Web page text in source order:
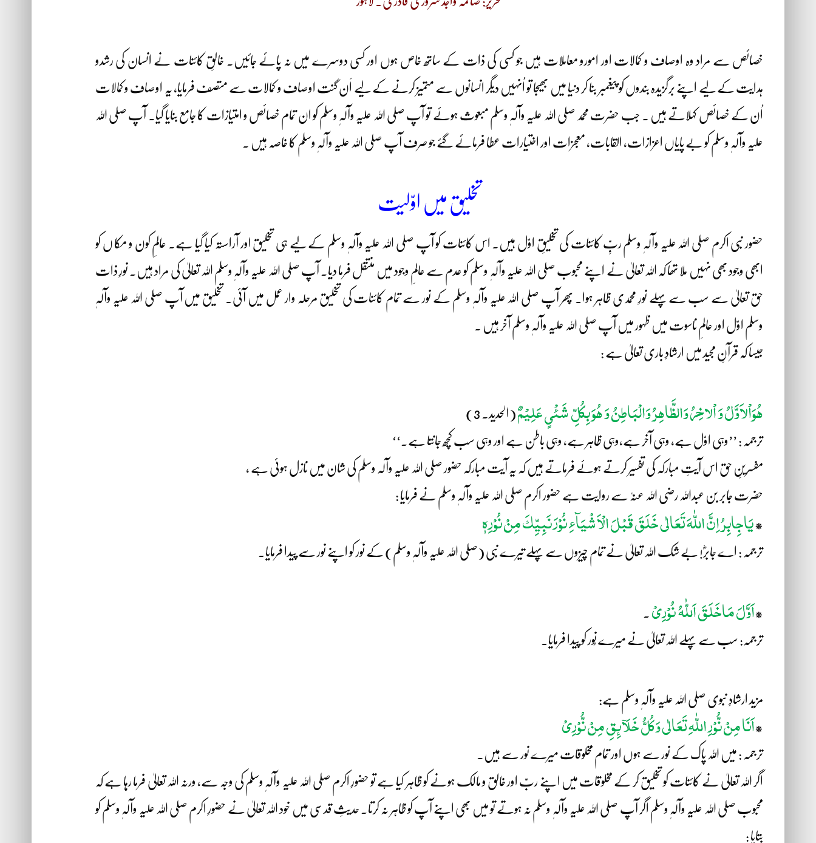
خصائص سے مراد وہ اوصاف و کمالات اور امورو معاملات ہیں جو کسی کی ذات کے ساتھ خاص ہوں اور کسی دوسرے میں نہ پائے جائیں۔ خالقِ کائنات نے انسان کی رشدو
ہدایت کے لیے اپنے برگزیدہ بندوں کو پیغمبر بنا کر دنیا میں بھیجا تو اُنہیں دیگر انسانوں سے متمیز کرنے کے لیے اَن گنت اوصاف و کمالات سے متصف فرمایا، یہ اوصاف و کمالات
اُن کے خصائص کہلاتے ہیں ۔ جب حضرت محمد صلی اللہ علیہ وآلہٖ وسلم مبعوث ہوئے تو آپ صلی اللہ علیہ وآلہٖ وسلم کو ان تمام خصائص و امتیازات کا جامع بنایا گیا۔ آپ صلی اللہ
علیہ وآلہٖ وسلم کو بے پایاں اعزازات، القابات، معجزات اور اختیارات عطا فرمائے گئے جو صرف آپ صلی اللہ علیہ وآلہٖ وسلم کا خاصہ ہیں ۔
تخلیق میں اوّلیت
حضور نبی اکرم صلی اللہ علیہ وآلہٖ وسلم ربِّ کائنات کی تخلیقِ اوّل ہیں۔ اس کائنات کو آپ صلی اللہ علیہ وآلہٖ وسلم کے لیے ہی تخلیق اور آراستہ کیا گیا ہے۔ عالمِ کون و مکا ں کو
ابھی وجود بھی نہیں ملا تھا کہ اللہ تعالیٰ نے اپنے محبوب صلی اللہ علیہ وآلہٖ وسلم کو عدم سے عالمِ وجود میں منتقل فرما دیا۔ آپ صلی اللہ علیہ وآلہٖ وسلم اللہ تعالیٰ کی مراد ہیں۔ نورِ ذات
حق تعالیٰ سے سب سے پہلے نورِ محمدی ظاہر ہوا۔ پھر آپ صلی اللہ علیہ وآلہٖ وسلم کے نور سے تمام کائنات کی تخلیق مرحلہ وار عمل میں آئی۔ تخلیق میں آپ صلی اللہ علیہ وآلہٖ
وسلم اوّل اور عالمِ ناسوت میں ظہور میں آپ صلی اللہ علیہ وآلہٖ وسلم آخر ہیں ۔
جیسا کہ قرآنِ مجید میں ارشادِ باری تعالیٰ ہے :
ھُوَاْلاَوَّلُ وَ اْلاخِرُ وَالظَّاھِرُ وَالْبَاطِنُ وَ ھُوَ بِکُلِّشَئْیٍ عَلِیْمٌ (الحدید۔ 3)
ترجمہ : ’’وہی اوّل ہے، وہی آخر ہے،وہی ظاہر ہے، وہی باطن ہے اور وہی سب کچھ جانتا ہے۔‘‘
مفسرینِ حق اس آیتِ مبارکہ کی تفسیر کرتے ہوئے فرماتے ہیں کہ یہ آیت مبارکہ حضور صلی اللہ علیہ وآلہ وسلم کی شان میں نازل ہوئی ہے ،
حضرت جابر بن عبداللہ رضی اللہ عنہٗ سے روایت ہے حضور اکرم صلی اللہ علیہ وآلہٖ وسلم نے فرمایا :
*یَاجِابِرُ اِنَّ اللّٰہَ تَعَالٰی خَلَقَ قَبْلَ الْاَ شْیَآءِ نُوْرَ نَبِیِّکَ مِنْ نُوْرِہٖ
ترجمہ : اے جابرؓ! بے شک اللہ تعالیٰ نے تمام چیزوں سے پہلے تیرے نبی (صلی اللہ علیہ وآلہٖ وسلم) کے نور کو اپنے نور سے پیدا فرمایا۔
*اَوَّلَ مَاخَلَقَ اَللّٰہُنُوْرِیْ
ترجمہ: سب سے پہلے اللہ تعالیٰ نے میرے نُور کو پیدا فرمایا۔
مزید ارشادِ نبوی صلی اللہ علیہ وآلہٖ وسلم ہے:
*اَنَا مِنْ نُّوْرِ اللّٰہِ تَعَالٰی وَکُلُّ خَلَآئِقِ مِنْ نُّوْرِیْ
ترجمہ : میں اللہ پاک کے نور سے ہوں اور تمام مخلوقات میرے نور سے ہیں۔
اگر اللہ تعالیٰ نے کائنات کو تخلیق کر کے مخلوقات میں اپنے ربّ اور خالق و مالک ہونے کو ظاہر کیا ہے تو حضورِ اکرم صلی اللہ علیہ وآلہٖ وسلم کی وجہ سے، ورنہ اللہ تعالیٰ فرما رہا ہے کہ
محبوب صلی اللہ علیہ وآلہٖ وسلم اگر آپ صلی اللہ علیہ وآلہٖ وسلم نہ ہوتے تو میں بھی اپنے آپ کو ظاہر نہ کرتا۔ حدیثِ قدسی میں خود اللہ تعالیٰ نے حضورِ اکرم صلی اللہ علیہ وآلہٖ وسلم کو
بتایا :